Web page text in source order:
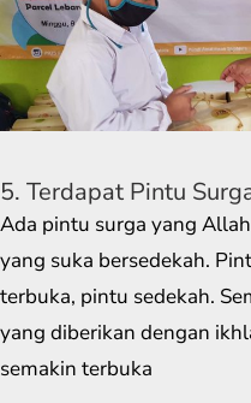
5. Terdapat Pintu
Ada pintu surga yang
yang suka bersedekah.
terbuka, pintu sedekah.
yang diberikan dengan
semakin terbuka